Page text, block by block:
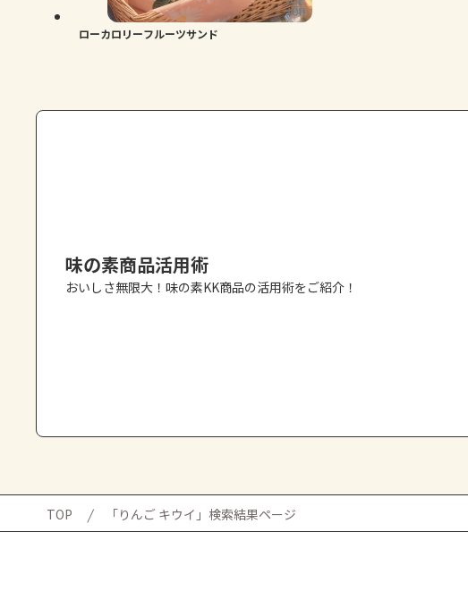
ローカロリーフルーツサンド
味の素商品活用術
おいしさ無限大！味の素KK商品の活用術をご紹介！
TOP 「りんご キウイ」検索結果ページ